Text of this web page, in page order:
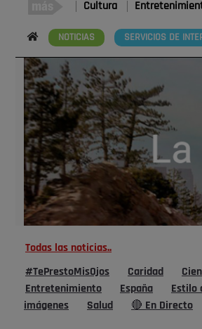
Cultura
NOTICIAS SERVICIOS DE
Todas las noticias..
#TePrestoMisOjos Caridad
Entretenimiento
España Estilo
imágenes
Salud 🔴 En Directo